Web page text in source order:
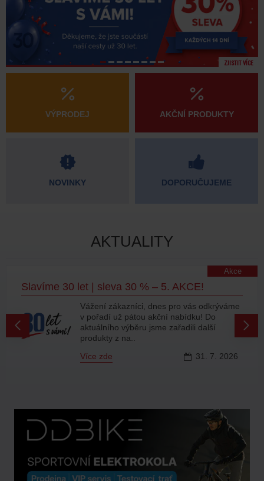
ZJISTIT VÍCE
VÝPRODEJ
NOVINKY
AKČNÍ PRODUKTY
DOPORUČUJEME
AKTUALITY
Slavíme 30 let | sleva 30 % – 5. AKCE!
Akce
31. 7. 2026
Vážení zákazníci, dnes pro vás odkrýváme
v pořadí už pátou akční nabídku! Do
aktuálního výběru jsme zařadili další
produkty z na..
Více zde